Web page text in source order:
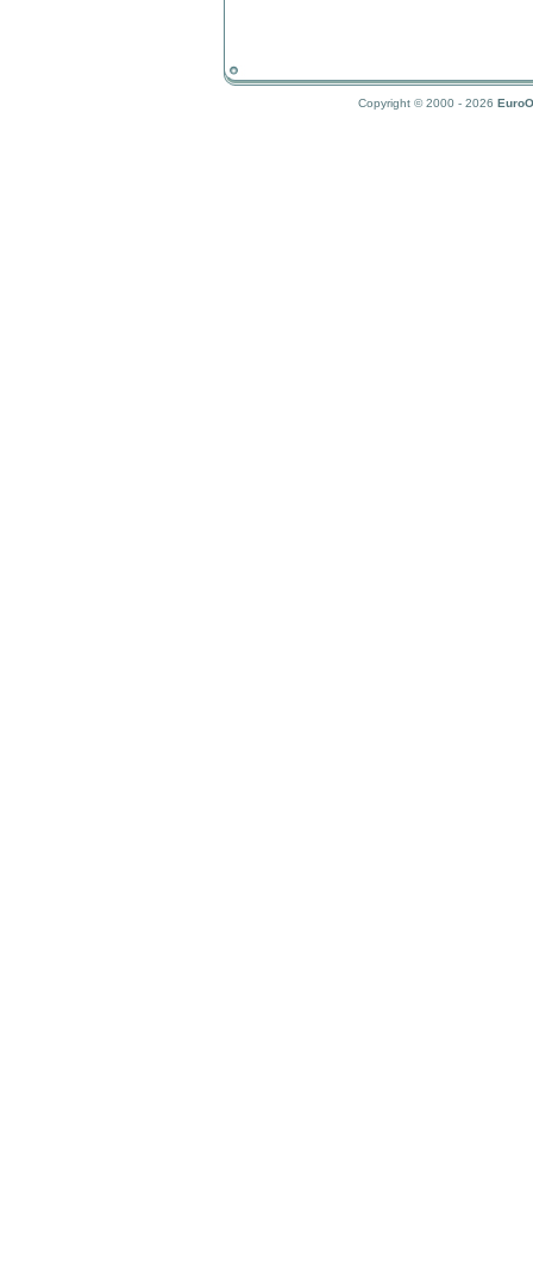
Copyright © 2000 - 2026